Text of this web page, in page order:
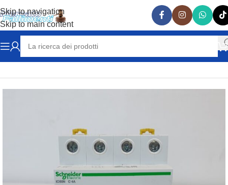
Skip to navigation
Skip to main content
Home ELETTRICITA' INTERRUTTORI